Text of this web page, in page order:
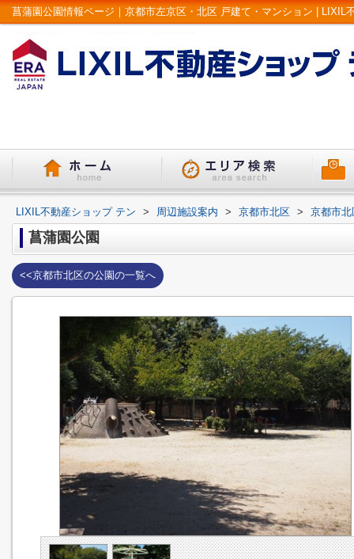
菖蒲園公園情報ページ｜京都市左京区・北区 戸建て・マンション | LIXIL
LIXIL不動産ショップ テン > 周辺施設案内 > 京都市北区 > 京都市
菖蒲園公園
<<京都市北区の公園の一覧へ